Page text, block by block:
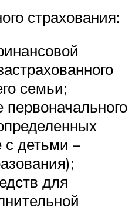
страхования:
семьи;
с детьми –
для